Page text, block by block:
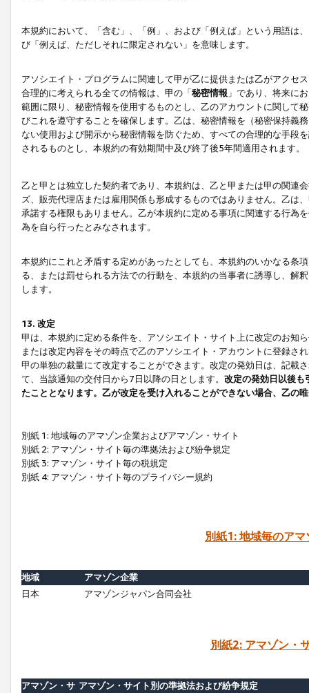
本規約において、「含む」、「例」、および「例えば」という用語は
び「例えば、ただしそれに限定されない」を意味します。
アソシエイト・プログラムに関連して甲が乙に提供または乙がアクセ
合理的に考えられる全ての情報は、甲の「秘密情報 」であり、将来に
範囲に限り、秘密情報を使用するものとし、乙のアカウントに関して
びこれを遵守することを確保します。乙は、秘密情報を（秘密保持義
ない使用および開示から秘密情報を防ぐため、すべての合理的な手段
されるものとし、本規約の有効期間中及び終了後5年間適用されます。
乙と甲とは独立した契約者であり、本規約は、乙と甲または甲の関連
ズ、販売代理店または雇用関係も形成するものではありません。乙は
承諾する権限もありません。乙が本規約に定める事項に関連する行為
為を自ら行ったとみなされます。
本規約にこれと矛盾する定めがあったとしても、本規約のいかなる条
る、または罰せられる方法での行動を、本規約の当事者に誘導し、解
します。
13. 改定
甲は、本規約に定める条件を、アソシエイト・サイト上に改定のお知
または改定内容をその時点で乙のアソシエイト・アカウントに登録さ
甲の単独の裁量にて改定することができます。改定の発効日は、記載
て、当該通知の交付日から7日以降の日とします。 改定の発効日以後も
たこととなります。乙が改定を受け入れることができない場合、乙の
別紙 1: 地域毎のアマゾン企業およびアマゾン・サイト
別紙 2: アマゾン・サイト毎の準拠法および紛争規定
別紙 3: アマゾン・サイト毎の税規定
別紙 4: アマゾン・サイト毎のプライバシー規約
別紙1: 地域毎のア
地域
アマゾン企業
日本
アマゾンジャパン合同会社
別紙2: アマゾン・
アマゾン・サ アマゾン・サイト別の準拠法および紛争規定